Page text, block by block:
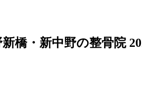
橋・新中野の整骨院